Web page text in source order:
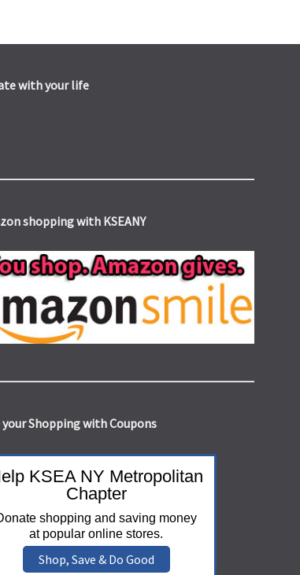
with your life
shopping with KSEANY
your Shopping with Coupons
KSEA NY Metropolitan
Chapter
shopping and saving money
at popular online stores.
Shop, Save & Do Good